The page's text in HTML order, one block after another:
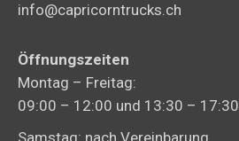
info@capricorntrucks.ch
Öffnungszeiten
Montag – Freitag:
09:00 – 12:00 und 13:30 – 17:30
Samstag: nach Vereinbarung